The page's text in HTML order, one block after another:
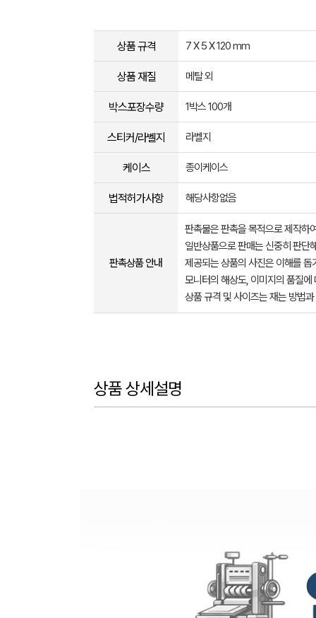
상품 규격 7 X 5 X 120 mm
상품 재질 메탈 외
박스포장수량 1박스 100개
스티커/라벨지 라벨지
케이스 종이케이스
법적허가사항 해당사항없음
판촉상품 안내
판촉물은 판촉을 목적으로 제작하
일반상품으로 판매는 신중히 판단
제공되는 상품의 사진은 이해를
모니터의 해상도, 이미지의 품질
상품 규격 및 사이즈는 재는 방법
상품 상세설명